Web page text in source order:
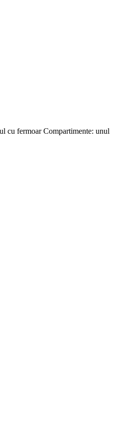
cu fermoar Compartimente: unul